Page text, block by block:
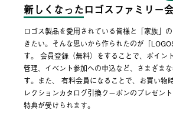
新しくなった ロゴスファミリー会
ロゴス製品を愛用されている皆様と「家族」
きたい。そんな思いから作られたのが「
す。 会員登録（無料）をすることで、ポイン
管理、イベント参加への申込など、さまざま
す。また、 有料会員になることで、お買い物
レクションカタログ引換クーポンのプレゼン
特典が受けられます。